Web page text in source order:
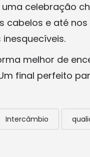
celebração
cabelos e até
melhor de
final perfeito
Intercâmbio